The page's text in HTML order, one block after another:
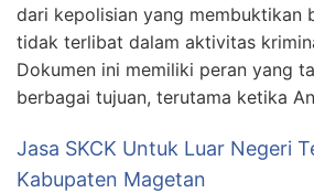
dari kepolisian yang membuktikan
tidak terlibat dalam aktivitas
Dokumen ini memiliki peran yang
berbagai tujuan, terutama ketika
Jasa SKCK Untuk Luar Negeri
Kabupaten Magetan